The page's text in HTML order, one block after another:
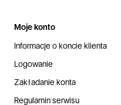
Moje konto
Informacje o koncie klienta
Logowanie
Zakładanie konta
Regulamin serwisu